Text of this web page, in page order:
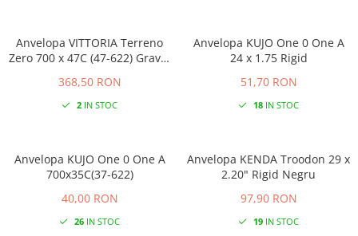
Anvelopa VITTORIA Terreno
Zero 700 x 47C (47-622) Gravel
368,50 RON
2IN STOC
Anvelopa KUJO One 0 One A
24 x 1.75 Rigid
51,70 RON
18IN STOC
Anvelopa KUJO One 0 One A
700x35C(37-622)
40,00 RON
26IN STOC
Anvelopa KENDA Troodon 29 x
2.20" Rigid Negru
97,90 RON
19IN STOC